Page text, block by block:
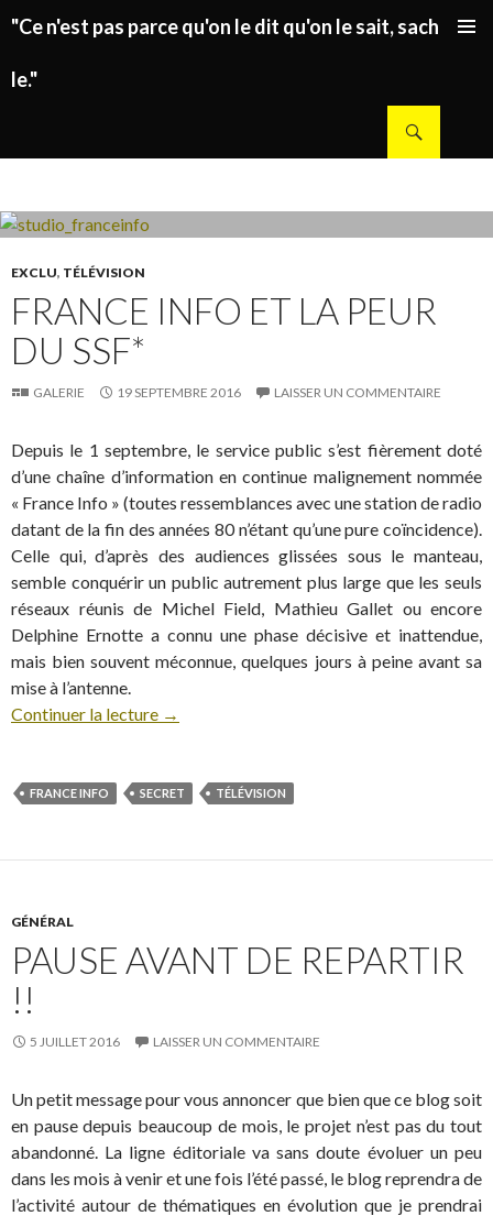
"Ce n'est pas parce qu'on le dit qu'on le sait, sachez
le."
EXCLU, TÉLÉVISION
FRANCE INFO ET LA PEUR
DU SSF*
GALERIE 19 SEPTEMBRE 2016 LAISSER UN COMMENTAIRE
Depuis le 1 septembre, le service public s’est fièrement doté
d’une chaîne d’information en continue malignement nommée
« France Info » (toutes ressemblances avec une station de radio
datant de la fin des années 80 n’étant qu’une pure coïncidence).
Celle qui, d’après des audiences glissées sous le manteau,
semble conquérir un public autrement plus large que les seuls
réseaux réunis de Michel Field, Mathieu Gallet ou encore
Delphine Ernotte a connu une phase décisive et inattendue,
mais bien souvent méconnue, quelques jours à peine avant sa
mise à l’antenne.
Continuer la lecture →
FRANCE INFO SECRET TÉLÉVISION
GÉNÉRAL
PAUSE AVANT DE REPARTIR
!!
5 JUILLET 2016 LAISSER UN COMMENTAIRE
Un petit message pour vous annoncer que bien que ce blog soit
en pause depuis beaucoup de mois, le projet n’est pas du tout
abandonné. La ligne éditoriale va sans doute évoluer un peu
dans les mois à venir et une fois l’été passé, le blog reprendra de
l’activité autour de thématiques en évolution que je prendrai